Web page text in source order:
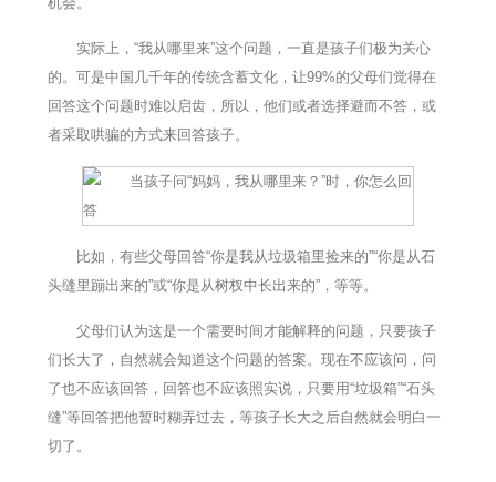
实际上，“我从哪里来”这个问题，一直是孩子们极为关心
的。可是中国几千年的传统含蓄文化，让99%的父母们觉得在
回答这个问题时难以启齿，所以，他们或者选择避而不答，或
者采取哄骗的方式来回答孩子。
比如，有些父母回答“你是我从垃圾箱里捡来的”“你是从石
头缝里蹦出来的”或“你是从树杈中长出来的”，等等。
父母们认为这是一个需要时间才能解释的问题，只要孩子
们长大了，自然就会知道这个问题的答案。现在不应该问，问
了也不应该回答，回答也不应该照实说，只要用“垃圾箱”“石头
缝”等回答把他暂时糊弄过去，等孩子长大之后自然就会明白一
切了。